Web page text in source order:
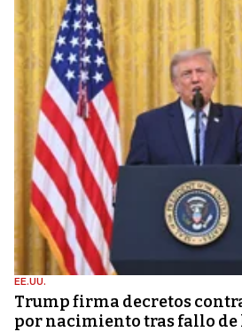
EE.UU.
Trump firma decretos
por nacimiento tras fallo de